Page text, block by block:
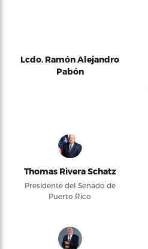
Lcdo. Ramón Alejandro
Pabón
Thomas Rivera Schatz
Presidente del Senado de
Puerto Rico